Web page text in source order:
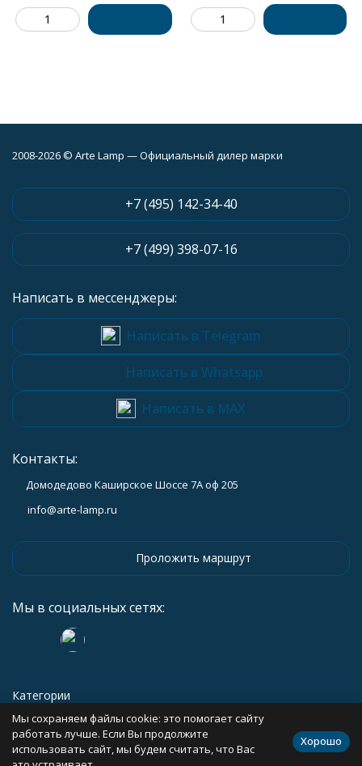
2008-2026 © Arte Lamp — Официальный дилер марки
+7 (495) 142-34-40
+7 (499) 398-07-16
Написать в мессенджеры:
Написать в Telegram
Написать в Whatsapp
Написать в MAX
Контакты:
Домодедово Каширское Шоссе 7А оф 205
info@arte-lamp.ru
Проложить маршрут
Мы в социальных сетях:
Категории
Информация
Мы сохраняем файлы cookie: это помогает сайту
работать лучше. Если Вы продолжите
использовать сайт, мы будем считать, что Вас
Хорошо